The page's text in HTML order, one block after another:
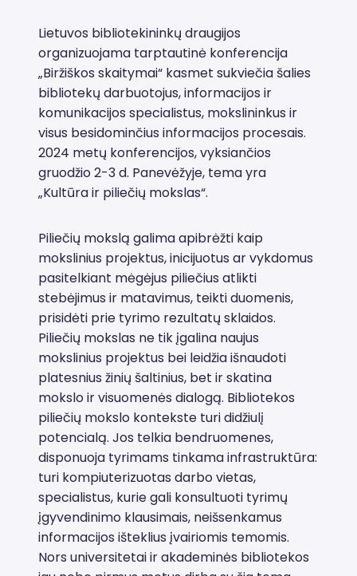
Lietuvos bibliotekininkų draugijos
organizuojama tarptautinė konferencija
„Biržiškos skaitymai“ kasmet sukviečia šalies
bibliotekų darbuotojus, informacijos ir
komunikacijos specialistus, mokslininkus ir
visus besidominčius informacijos procesais.
2024 metų konferencijos, vyksiančios
gruodžio 2-3 d. Panevėžyje, tema yra
„Kultūra ir piliečių mokslas“.
Piliečių mokslą galima apibrėžti kaip
mokslinius projektus, inicijuotus ar vykdomus
pasitelkiant mėgėjus piliečius atlikti
stebėjimus ir matavimus, teikti duomenis,
prisidėti prie tyrimo rezultatų sklaidos.
Piliečių mokslas ne tik įgalina naujus
mokslinius projektus bei leidžia išnaudoti
platesnius žinių šaltinius, bet ir skatina
mokslo ir visuomenės dialogą. Bibliotekos
piliečių mokslo kontekste turi didžiulį
potencialą. Jos telkia bendruomenes,
disponuoja tyrimams tinkama infrastruktūra:
turi kompiuterizuotas darbo vietas,
specialistus, kurie gali konsultuoti tyrimų
įgyvendinimo klausimais, neišsenkamus
informacijos išteklius įvairiomis temomis.
Nors universitetai ir akademinės bibliotekos